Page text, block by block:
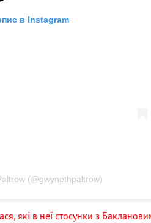
в Instagram
(@gwynethpaltrow)
які в неї стосунки з